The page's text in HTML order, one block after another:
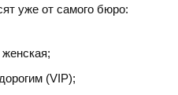
уже от самого бюро:
(VIP);